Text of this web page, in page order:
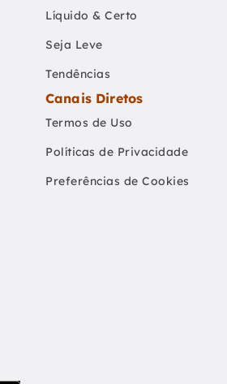
Líquido & Certo
Seja Leve
Tendências
Canais Diretos
Termos de Uso
Políticas de Privacidade
Preferências de Cookies